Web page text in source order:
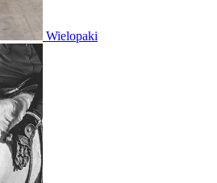
Wielopaki